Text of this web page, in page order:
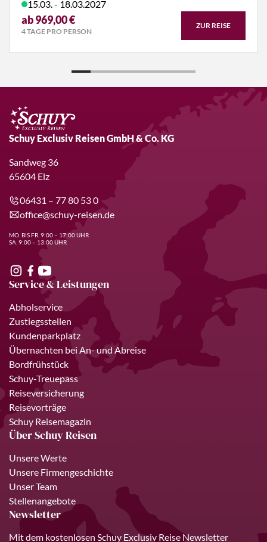
15.03. - 18.03.2027
ab 969,00 €
4 TAGE PRO PERSON
ZUR REISE
Schuy Exclusiv Reisen GmbH & Co. KG
Sandweg 36
65604 Elz
06431 – 77 80 53 0
office@schuy-reisen.de
MO. BIS FR. 9:00 – 17:00 UHR
SA. 9:00 – 13:00 UHR
Service & Leistungen
Abholservice
Zustiegsstellen
Kundenparkplatz
Übernachten bei An- und Abreise
Bordfrühstück
Schuy-Treuepass
Reiseversicherung
Reisevorträge
Schuy Reisemagazin
Über Schuy Reisen
Unsere Werte
Unsere Firmengeschichte
Unser Team
Stellenangebote
Newsletter
Mit dem kostenlosen Schuy Exclusiv Reise Newsletter